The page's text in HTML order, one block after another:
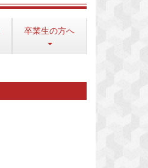
卒業生の方へ